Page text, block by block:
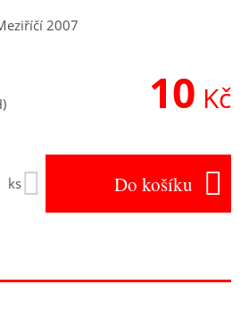
2007
10 Kč
ks Do košíku